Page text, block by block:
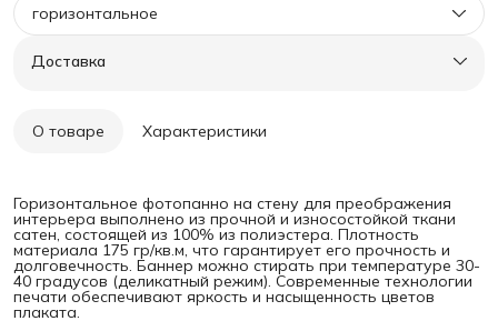
горизонтальное
Доставка
О товаре Характеристики
Горизонтальное фотопанно на стену для преображения
интерьера выполнено из прочной и износостойкой ткани
сатен, состоящей из 100% из полиэстера. Плотность
материала 175 гр/кв.м, что гарантирует его прочность и
долговечность. Баннер можно стирать при температуре 30-
40 градусов (деликатный режим). Современные технологии
печати обеспечивают яркость и насыщенность цветов
плаката.